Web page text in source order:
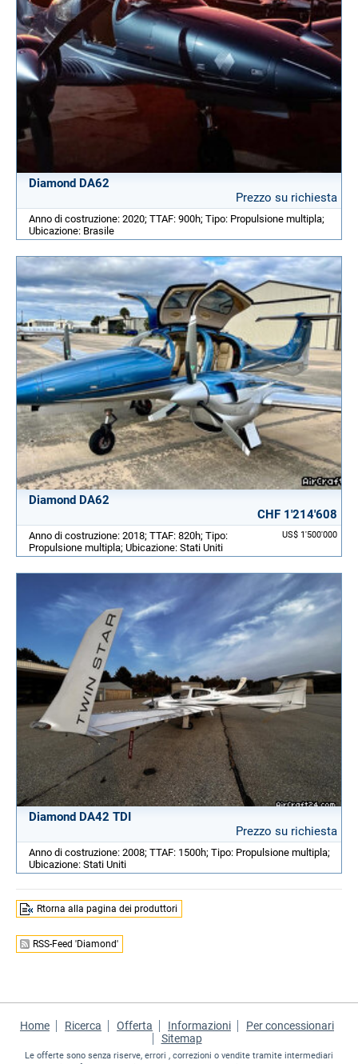
Diamond DA62
Prezzo su richiesta
Anno di costruzione: 2020; TTAF: 900h; Tipo: Propulsione multipla;
Ubicazione: Brasile
Diamond DA62
CHF 1'214'608
US$ 1'500'000
Anno di costruzione: 2018; TTAF: 820h; Tipo:
Propulsione multipla; Ubicazione: Stati Uniti
Diamond DA42 TDI
Prezzo su richiesta
Anno di costruzione: 2008; TTAF: 1500h; Tipo: Propulsione multipla;
Ubicazione: Stati Uniti
Rtorna alla pagina dei produttori
RSS-Feed 'Diamond'
Home Ricerca Offerta Informazioni
Per concessionari
Sitemap
Le offerte sono senza riserve, errori , correzioni o vendite tramite intermediari